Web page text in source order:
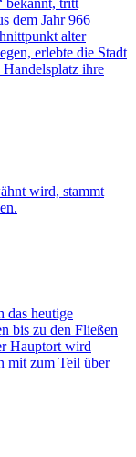
dem Jahr 966
alter
erlebte die Stadt
ihre
wird, stammt
das heutige
bis zu den Fließen
Hauptort wird
mit zum Teil über